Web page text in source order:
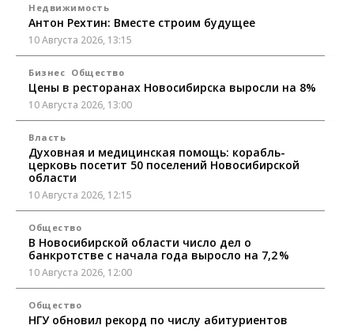
Недвижимость
Антон Рехтин: Вместе строим будущее
10 Августа 2026, 13:15
Бизнес Общество
Цены в ресторанах Новосибирска выросли на 8%
10 Августа 2026, 13:00
Власть
Духовная и медицинская помощь: корабль-
церковь посетит 50 поселений Новосибирской
области
10 Августа 2026, 12:15
Общество
В Новосибирской области число дел о
банкротстве с начала года выросло на 7,2 %
10 Августа 2026, 12:00
Общество
НГУ обновил рекорд по числу абитуриентов